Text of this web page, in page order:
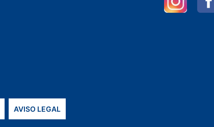
AVISO LEGAL